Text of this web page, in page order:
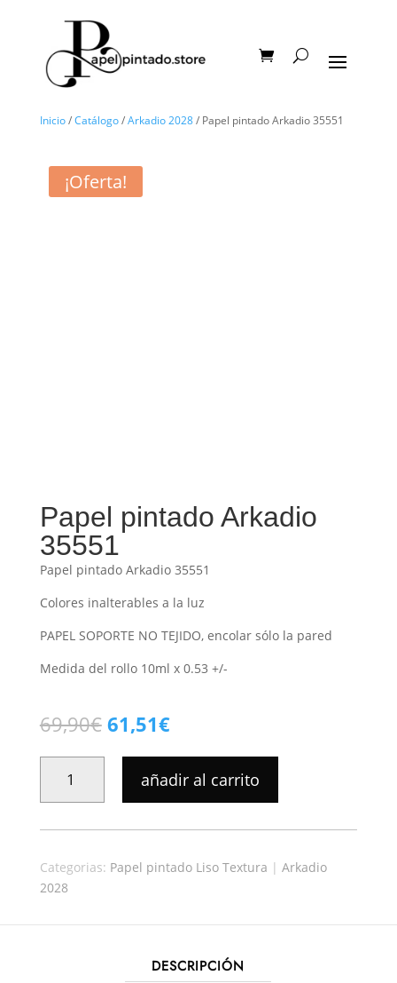
Inicio/Catálogo/Arkadio 2028/ Papel pintado Arkadio 35551
¡Oferta!
Papel pintado Arkadio
35551
Papel pintado Arkadio 35551
Colores inalterables a la luz
PAPEL SOPORTE NO TEJIDO, encolar sólo la pared
Medida del rollo 10ml x 0.53 +/-
69,90€ El
original
69,90€.
61,51€El
actual
es:
61,51€.
PINTADO
ARKADIO
35551
añadir al carrito
Categorias: Papel pintado Liso Textura | Arkadio
2028
DESCRIPCIÓN